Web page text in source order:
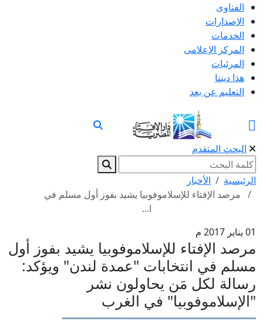
الفتاوى
الإصدارات
الخدمات
المركز الإعلامى
المرئيات
هذا ديننا
التعليم عن بعد
البحث المتقدم
الرئيسية
الأخبار
مرصد الإفتاء للإسلاموفوبيا يشيد بفوز أول مسلم في
ا...
01 يناير 2017 م
مرصد الإفتاء للإسلاموفوبيا يشيد بفوز أول
مسلم في انتخابات "عمدة لندن" ويؤكد:
رسالة لكل مَن يحاولون نشر
"الإسلاموفوبيا" في الغرب